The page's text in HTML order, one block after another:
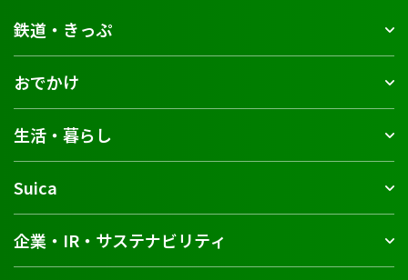
鉄道・きっぷ
おでかけ
生活・暮らし
Suica
企業・IR・サステナビリティ